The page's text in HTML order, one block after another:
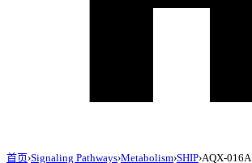
首页›Signaling Pathways›Metabolism›SHIP›AQX-016A